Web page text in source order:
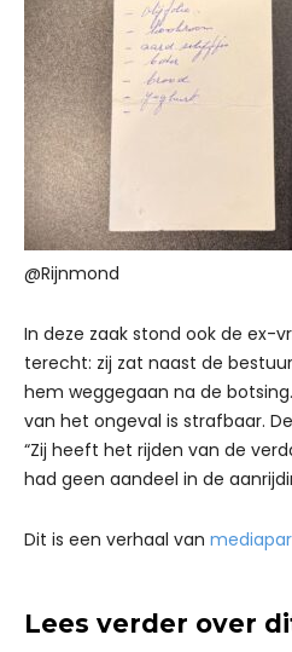
@Rijnmond
In deze zaak stond ook de ex-
terecht: zij zat naast de
hem weggegaan na de
van het ongeval is strafbaar.
“Zij heeft het rijden van de
had geen aandeel in de
Dit is een verhaal van
Lees verder over